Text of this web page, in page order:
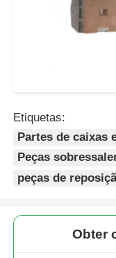
Etiquetas:
Partes de caixas
Peças
peças de
Obter